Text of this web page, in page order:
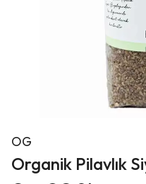
OG
Organik Pilavlık